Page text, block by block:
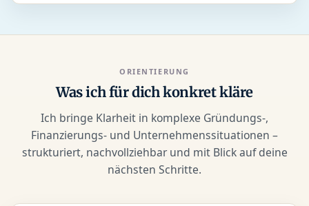
ORIENTIERUNG
Was ich für dich konkret kläre
Ich bringe Klarheit in komplexe Gründungs-,
Finanzierungs- und Unternehmenssituationen –
strukturiert, nachvollziehbar und mit Blick auf deine
nächsten Schritte.